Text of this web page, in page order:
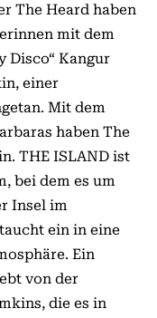
The Heard haben
mit dem
Disco“ Kangur
einer
Mit dem
haben The
THE ISLAND ist
bei dem es um
Insel im
ein in eine
Ein
von der
die es in